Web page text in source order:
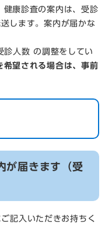
健康診査の案内は、受診
します。案内が届かな
人数 の調整をしてい
希望される場合は、事前
が届きます（受
記入いただきお持ちく